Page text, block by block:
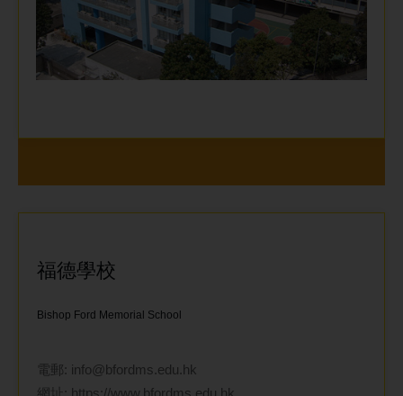
福德學校
Bishop Ford Memorial School
電郵: info@bfordms.edu.hk